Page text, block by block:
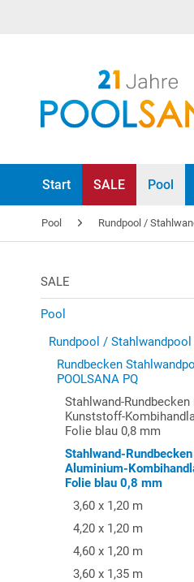
Start SALE Pool
Pool Rundpool /
SALE
Pool
Rundpool / Stahlwandpool
Rundbecken
POOLSANA PQ
Stahlwand-
Kunststoff-
Folie blau 0,8 mm
Stahlwand-
Aluminium-
Folie blau 0,8 mm
3,60 x 1,20 m
4,20 x 1,20 m
4,60 x 1,20 m
3,60 x 1,35 m